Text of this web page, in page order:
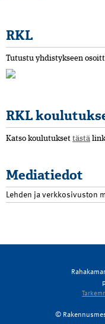
RKL
Tutustu yhdistykseen
RKL
Katso koulutukset tästä
Mediatiedot
Lehden ja verkkosivuston
©